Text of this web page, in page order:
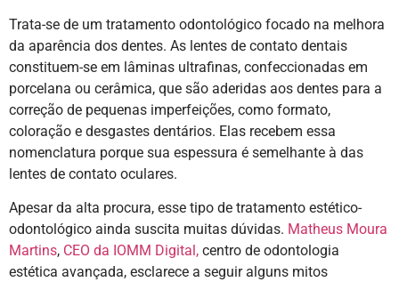
Trata-se de um tratamento odontológico focado na melhora
da aparência dos dentes. As lentes de contato dentais
constituem-se em lâminas ultrafinas, confeccionadas em
porcelana ou cerâmica, que são aderidas aos dentes para a
correção de pequenas imperfeições, como formato,
coloração e desgastes dentários. Elas recebem essa
nomenclatura porque sua espessura é semelhante à das
lentes de contato oculares.
Apesar da alta procura, esse tipo de tratamento estético-
odontológico ainda suscita muitas dúvidas. Matheus Moura
Martins, CEO da IOMM Digital, centro de odontologia
estética avançada, esclarece a seguir alguns mitos